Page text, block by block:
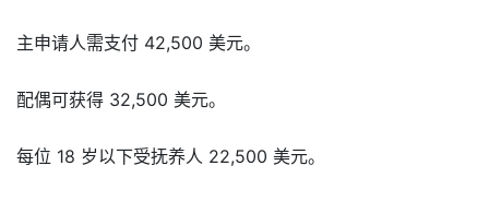
主申请人需支付 42,500 美元。
配偶可获得 32,500 美元。
每位 18 岁以下受抚养人 22,500 美元。